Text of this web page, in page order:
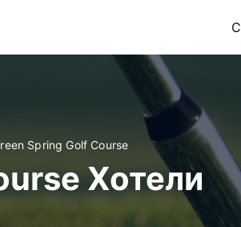
Spring Golf Course
Хотели